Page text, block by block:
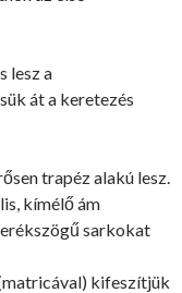
lesz a
át a keretezés
trapéz alakú lesz.
kímélő ám
sarkokat
kifeszítjük